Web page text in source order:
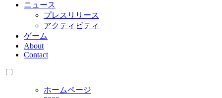
ニュース
プレスリリース
アクティビティ
ゲーム
About
Contact
ホームページ